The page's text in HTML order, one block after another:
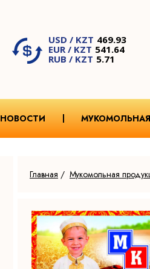
USD / KZT 469.93
EUR / KZT 541.64
RUB / KZT 5.71
НОВОСТИ
Главная / Мукомольная